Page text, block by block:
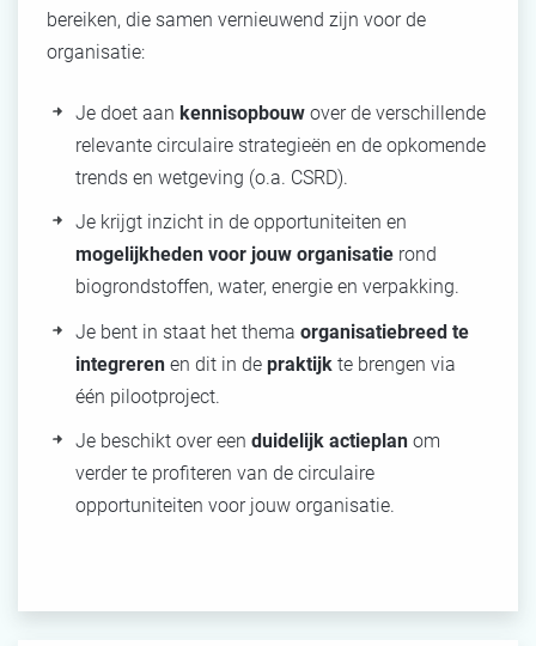
bereiken, die samen vernieuwend zijn voor de
organisatie:
Je doet aan kennisopbouw over de verschillende
relevante circulaire strategieën en de opkomende
trends en wetgeving (o.a. CSRD).
Je krijgt inzicht in de opportuniteiten en
mogelijkheden voor jouw organisatie rond
biogrondstoffen, water, energie en verpakking.
Je bent in staat het thema organisatiebreed te
integreren en dit in de praktijk te brengen via
één pilootproject.
Je beschikt over een duidelijk actieplan om
verder te profiteren van de circulaire
opportuniteiten voor jouw organisatie.